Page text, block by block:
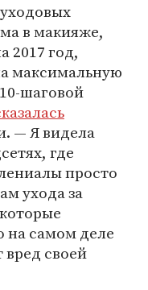
в макияже,
2017 год,
максимальную
шаговой
— Я видела
где
просто
ухода за
на самом деле
своей